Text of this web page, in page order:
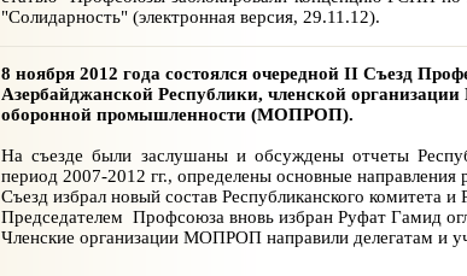
"Солидарность" (электронная версия, 29.11.12).
8 ноября 2012 года состоялся очередной II Съезд
Азербайджанской Республики, членской
оборонной промышленности (МОПРОП).
На съезде были заслушаны и обсуждены отчеты
период 2007-2012 гг., определены основные
Съезд избрал новый состав Республиканского комитета
Председателем Профсоюза вновь избран Руфат Гамид
Членские организации МОПРОП направили делегатам и